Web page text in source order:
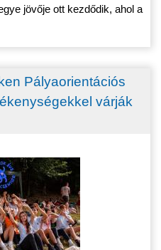
jövője ott kezdődik, ahol a
Pályaorientációs
várják